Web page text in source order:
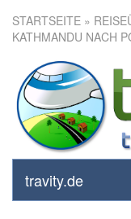
STARTSEITE »
KATHMANDU NACH
travity.de